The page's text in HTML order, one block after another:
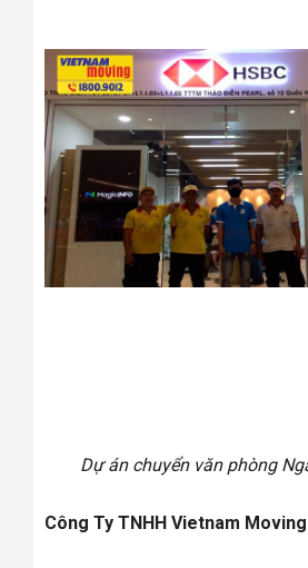
Dự án chuyển văn phòng
Công Ty TNHH Vietnam Moving